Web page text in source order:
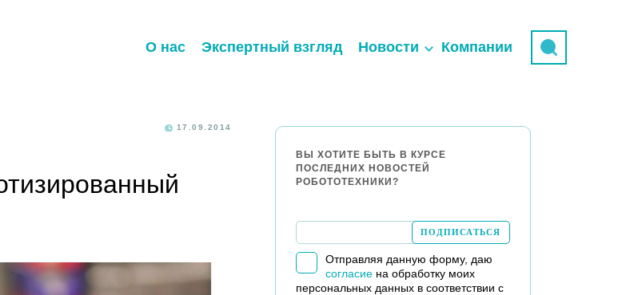
О нас Экспертный взгляд Новости Компании
17.09.2014
ВЫ ХОТИТЕ БЫТЬ В КУРСЕ
ПОСЛЕДНИХ НОВОСТЕЙ
РОБОТОТЕХНИКИ?
Отправляя данную форму, даю
согласиена обработку моих
персональных данных в соответствии с